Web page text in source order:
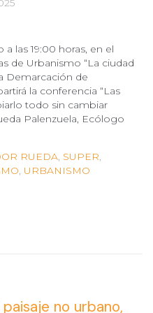
las 19:00 horas, en el
de Urbanismo “La ciudad
Demarcación de
la conferencia “Las
todo sin cambiar
Palenzuela, Ecólogo
RUEDA, SUPER,
, URBANISMO
no urbano,